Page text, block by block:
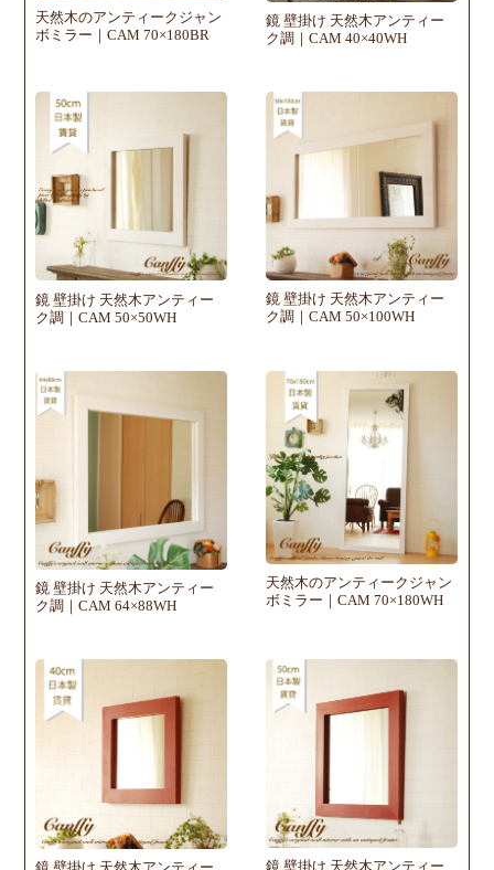
天然木のアンティークジャン
ボミラー｜CAM 70×180BR
鏡 壁掛け 天然木アンティー
ク調｜CAM 40×40WH
鏡 壁掛け 天然木アンティー
ク調｜CAM 50×50WH
鏡 壁掛け 天然木アンティー
ク調｜CAM 50×100WH
鏡 壁掛け 天然木アンティー
ク調｜CAM 64×88WH
天然木のアンティークジャン
ボミラー｜CAM 70×180WH
鏡 壁掛け 天然木アンティー